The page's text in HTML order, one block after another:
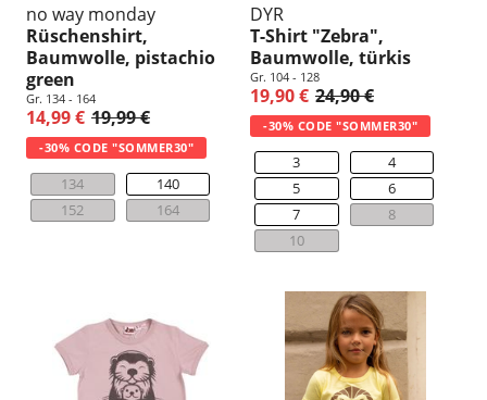
no way monday
Rüschenshirt,
Baumwolle, pistachio
green
Gr. 134 - 164
14,99 € 19,99 €
-30% CODE "SOMMER30"
134
140
152
164
DYR
T-Shirt "Zebra",
Baumwolle, türkis
Gr. 104 - 128
19,90 € 24,90 €
-30% CODE "SOMMER30"
3
4
5
6
7
8
10